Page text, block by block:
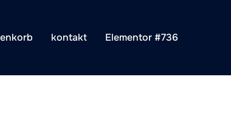
kontakt Elementor #736